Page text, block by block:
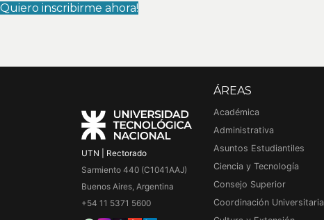
Quiero inscribirme ahora!
UTN | Rectorado
Sarmiento 440 (C1041AAJ)
Buenos Aires, Argentina
+54 11 5371 5600
ÁREAS
Académica
Administrativa
Asuntos Estudiantiles
Ciencia y Tecnología
Consejo Superior
Coordinación Universitaria